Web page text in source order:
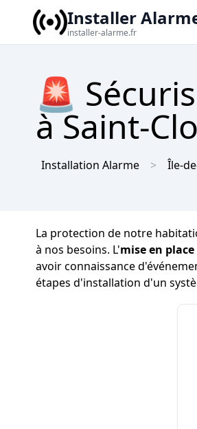
Installer
installer-alarme.fr
🚨
à Saint-
Installation Alarme Île-
La protection de notre
à nos besoins. L'mise en
avoir connaissance
étapes d'installation d'un